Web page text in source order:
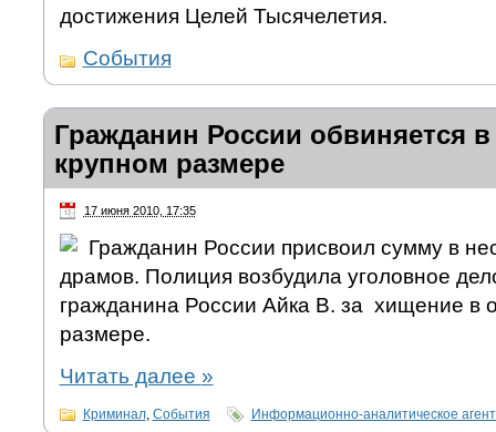
достижения Целей Тысячелетия.
События
Гражданин России обвиняется
крупном размере
17 июня 2010, 17:35
Гражданин России присвоил сумму в
драмов. Полиция возбудила уголовное
гражданина России Айка В. за хищение в
размере.
Читать далее »
Криминал, События Информационно-аналитическое